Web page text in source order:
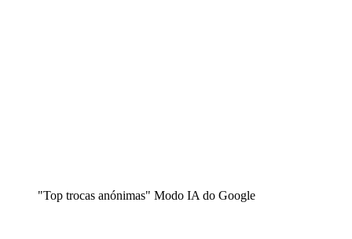
"Top trocas anónimas" Modo IA do Google